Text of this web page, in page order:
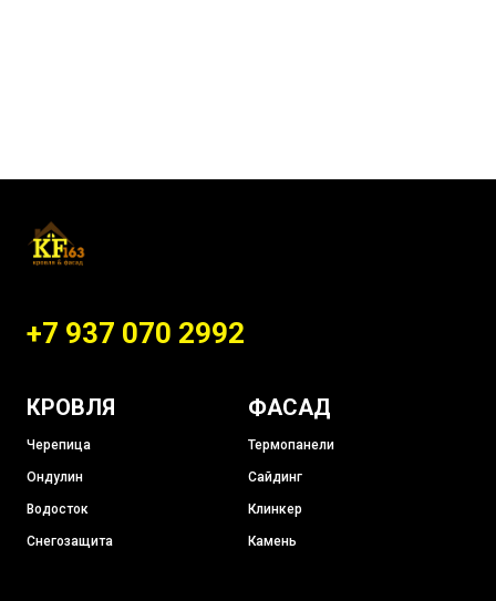
+7 937 070 2992
КРОВЛЯ
Черепица
Ондулин
Водосток
Снегозащита
ФАСАД
Термопанели
Сайдинг
Клинкер
Камень